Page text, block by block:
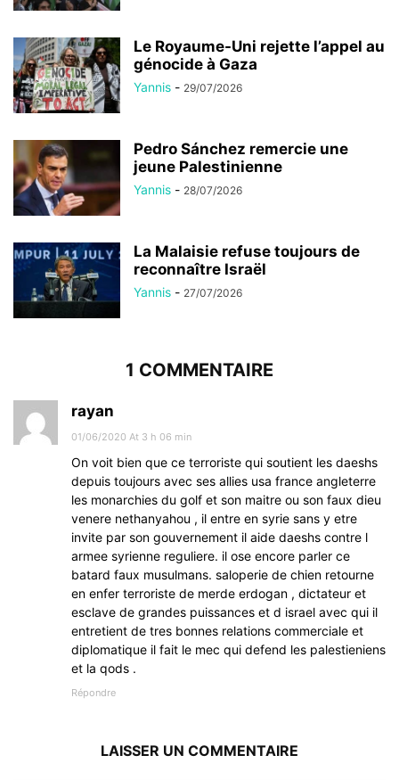
Le Royaume-Uni rejette l’appel au
génocide à Gaza
Yannis - 29/07/2026
Pedro Sánchez remercie une
jeune Palestinienne
Yannis - 28/07/2026
La Malaisie refuse toujours de
reconnaître Israël
Yannis - 27/07/2026
1 COMMENTAIRE
rayan
01/06/2020 At 3 h 06 min
On voit bien que ce terroriste qui soutient les daeshs
depuis toujours avec ses allies usa france angleterre
les monarchies du golf et son maitre ou son faux dieu
venere nethanyahou , il entre en syrie sans y etre
invite par son gouvernement il aide daeshs contre l
armee syrienne reguliere. il ose encore parler ce
batard faux musulmans. saloperie de chien retourne
en enfer terroriste de merde erdogan , dictateur et
esclave de grandes puissances et d israel avec qui il
entretient de tres bonnes relations commerciale et
diplomatique il fait le mec qui defend les palestieniens
et la qods .
Répondre
LAISSER UN COMMENTAIRE